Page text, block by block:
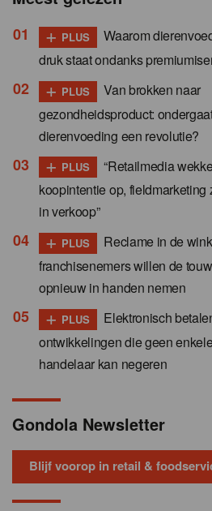
+ PLUS
Waarom
druk staat ondanks
+ PLUS
Van brokken naar
gezondheidsproduct:
dierenvoeding een revolutie?
+ PLUS
“Retailmedia
koopintentie op, fieldmarketing
in verkoop”
+ PLUS
Reclame in de
franchisenemers willen de
opnieuw in handen nemen
+ PLUS
Elektronisch
ontwikkelingen die geen
handelaar kan negeren
Gondola Newsletter
Blijf voorop in retail &